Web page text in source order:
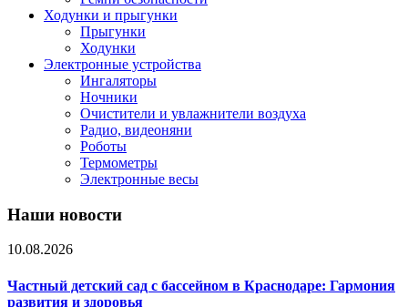
Ходунки и прыгунки
Прыгунки
Ходунки
Электронные устройства
Ингаляторы
Ночники
Очистители и увлажнители воздуха
Радио, видеоняни
Роботы
Термометры
Электронные весы
Наши новости
10.08.2026
Частный детский сад с бассейном в Краснодаре: Гармония
развития и здоровья